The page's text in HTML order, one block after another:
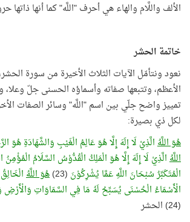
الألف واللَّام والهاء هي أحرف "اللَّه" كما أنها ذاتها
خاتمة الحشر
نعود ونتأمّل الآيات الثلاث الأخيرة من سورة الحشر،
الأعظم، وتتبعها صفاته وأسماؤه الحسنى جلّ وعلا،
تمييز واضح جلّي بين اسم "اللَّه" وسائر الصفات
لكل ذي بصيرة:
هُوَ اللَّهُالَّذِيْ لَا إِلَهَ إِلَّا هُوَ عَالِمُ الْغَيْبِ وَالشَّهَادَةِ هُوَ
اللَّهُالَّذِيْ لَا إِلَهَ إِلَّا هُوَ الْمَلِكُ الْقُدُّوْسُ السَّلَامُ الْمُؤْمِنُ
الْمُتَكَبِّرُ سُبْحَانَ اللَّهِ عَمَّا يُشْرِكُوْنَ (23) هُوَ اللَّهُ
الْأَسْمَاءُ الْحُسْنَى يُسَبِّحُ لَهُ مَا فِي السَّمَاوَاتِ وَالْأَرْضِ
(24) الحشر